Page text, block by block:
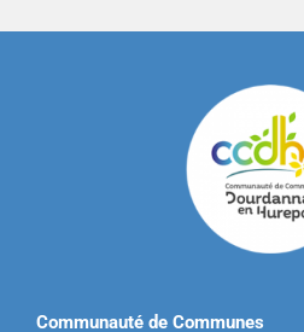
Communauté de Communes